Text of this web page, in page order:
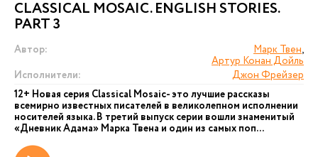
CLASSICAL MOSAIC. ENGLISH STORIES.
PART 3
Автор: Марк Твен,
Артур Конан Дойль
Исполнители:
Джон Фрейзер
12+ Новая серия Сlassical Mosaic- это лучшие рассказы
всемирно известных писателей в великолепном исполнении
носителей языка. В третий выпуск серии вошли знаменитый
«Дневник Адама» Марка Твена и один из самых поп...